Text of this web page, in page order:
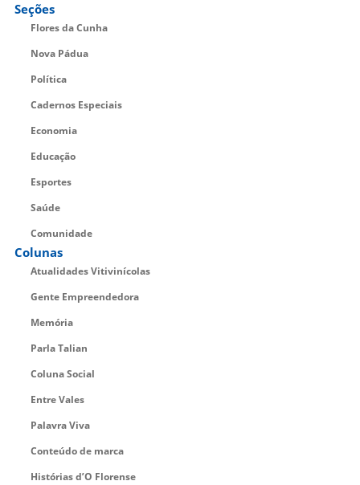
Seções
Flores da Cunha
Nova Pádua
Política
Cadernos Especiais
Economia
Educação
Esportes
Saúde
Comunidade
Colunas
Atualidades Vitivinícolas
Gente Empreendedora
Memória
Parla Talian
Coluna Social
Entre Vales
Palavra Viva
Conteúdo de marca
Histórias d’O Florense